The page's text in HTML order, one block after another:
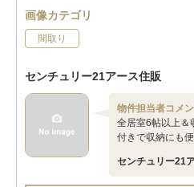
画像カテゴリ
間取り
センチュリー21アース住販
物件担当者コメ
全居室6帖以上＆
付きで収納にも便
センチュリー21